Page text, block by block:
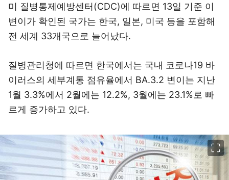
미 질병통제예방센터(CDC)에 따르면 13일 기준 이
변이가 확인된 국가는 한국, 일본, 미국 등을 포함해
전 세계 33개국으로 늘어났다.
질병관리청에 따르면 한국에서는 국내 코로나19 바
이러스의 세부계통 점유율에서 BA.3.2 변이는 지난
1월 3.3%에서 2월에는 12.2%, 3월에는 23.1%로 빠
르게 증가하고 있다.